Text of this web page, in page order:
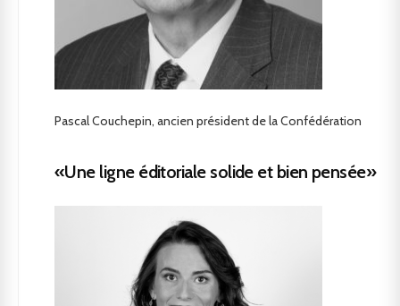
Pascal Couchepin, ancien président de la Confédération
«Une ligne éditoriale solide et bien pensée»